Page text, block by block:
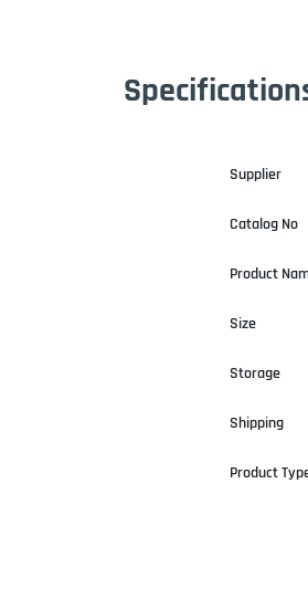
Supplier
Catalog No
Product
Size
Storage
Shipping
Product